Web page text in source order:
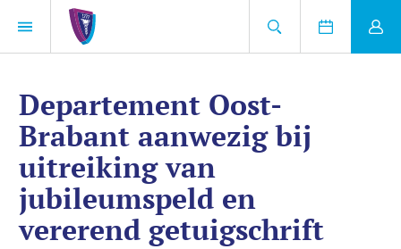
Departement Oost-
Brabant aanwezig bij
uitreiking van
jubileumspeld en
vererend getuigschrift